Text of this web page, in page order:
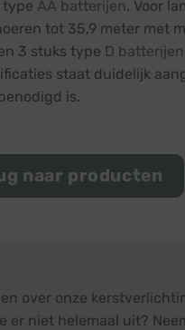
type AA batterijen. Voor
tot 35,9 meter met
3 stuks type D batterijen
staat duidelijk
is.
naar producten
over onze
er niet helemaal uit?